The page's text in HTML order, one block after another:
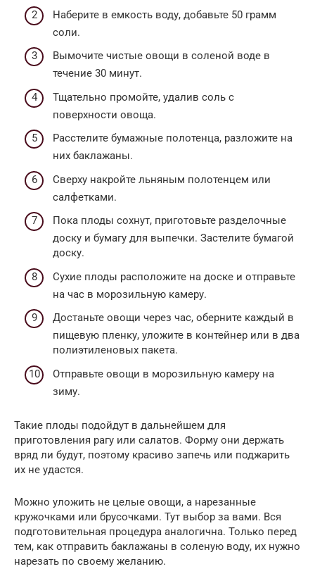
Наберите в емкость воду, добавьте 50 грамм
соли.
Вымочите чистые овощи в соленой воде в
течение 30 минут.
Тщательно промойте, удалив соль с
поверхности овоща.
Расстелите бумажные полотенца, разложите на
них баклажаны.
Сверху накройте льняным полотенцем или
салфетками.
Пока плоды сохнут, приготовьте разделочные
доску и бумагу для выпечки. Застелите бумагой
доску.
Сухие плоды расположите на доске и отправьте
на час в морозильную камеру.
Достаньте овощи через час, оберните каждый в
пищевую пленку, уложите в контейнер или в два
полиэтиленовых пакета.
Отправьте овощи в морозильную камеру на
зиму.
Такие плоды подойдут в дальнейшем для
приготовления рагу или салатов. Форму они держать
вряд ли будут, поэтому красиво запечь или поджарить
их не удастся.
Можно уложить не целые овощи, а нарезанные
кружочками или брусочками. Тут выбор за вами. Вся
подготовительная процедура аналогична. Только перед
тем, как отправить баклажаны в соленую воду, их нужно
нарезать по своему желанию.